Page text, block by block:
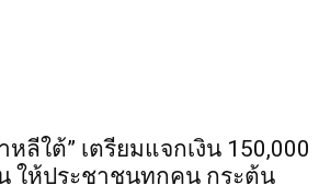
าหลีใต้” เตรียมแจกเงิน 150,000
ให้ประชาชนทุกคน กระตุ้น